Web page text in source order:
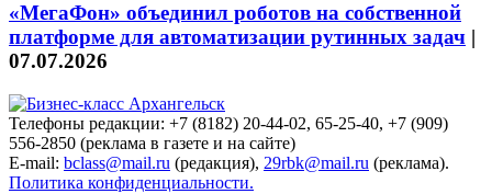
«МегаФон» объединил роботов на собственной
платформе для автоматизации рутинных задач |
07.07.2026
Телефоны редакции: +7 (8182) 20-44-02, 65-25-40, +7 (909)
556-2850 (реклама в газете и на сайте)
E-mail: bclass@mail.ru (редакция), 29rbk@mail.ru (реклама).
Политика конфиденциальности.